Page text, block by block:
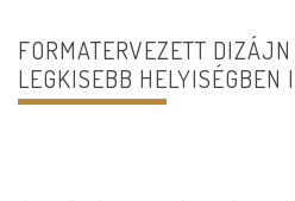
FORMATERVEZETT
LEGKISEBB HELYISÉGBEN